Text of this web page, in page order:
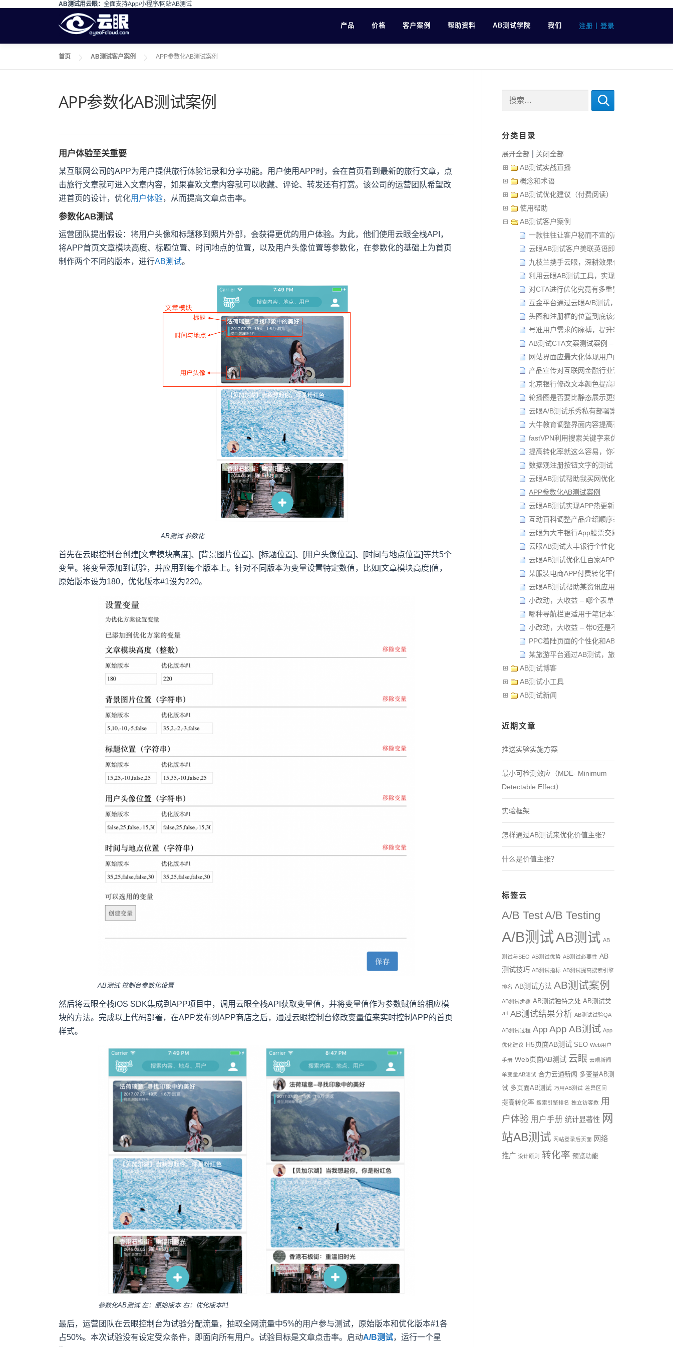
AB测试用云眼： 全面支持App/小程序/网站AB测试
产品 价格 客户案例 帮助资料 AB测试学院 我们 注册 登录
首页 AB测试客户案例 APP参数化AB测试案例
APP参数化AB测试案例
用户体验至关重要
某互联网公司的APP为用户提供旅行体验记录和分享功能。用户使用APP时，会在首页看到最新的旅行文章，点
击旅行文章就可进入文章内容，如果喜欢文章内容就可以收藏、评论、转发还有打赏。该公司的运营团队希望改
进首页的设计，优化用户体验，从而提高文章点击率。
参数化AB测试
运营团队提出假设：将用户头像和标题移到照片外部，会获得更优的用户体验。为此，他们使用云眼全栈API，
将APP首页文章模块高度、标题位置、时间地点的位置，以及用户头像位置等参数化，在参数化的基础上为首页
制作两个不同的版本，进行AB测试。
AB测试 参数化
首先在云眼控制台创建[文章模块高度]、[背景图片位置]、[标题位置]、[用户头像位置]、[时间与地点位置]等共5个
变量。将变量添加到试验，并应用到每个版本上。针对不同版本为变量设置特定数值，比如[文章模块高度]值，
原始版本设为180，优化版本#1设为220。
AB测试 控制台参数化设置
然后将云眼全栈iOS SDK集成到APP项目中，调用云眼全栈API获取变量值，并将变量值作为参数赋值给相应模
块的方法。完成以上代码部署，在APP发布到APP商店之后，通过云眼控制台修改变量值来实时控制APP的首页
样式。
参数化AB测试 左：原始版本 右：优化版本#1
最后，运营团队在云眼控制台为试验分配流量，抽取全网流量中5%的用户参与测试，原始版本和优化版本#1各
占50%。本次试验没有设定受众条件，即面向所有用户。试验目标是文章点击率。启动A/B测试，运行一个星
搜索：
分类目录
展开全部
关闭全部
AB测试实战直播
概念和术语
AB测试优化建议（付费阅读）
使用帮助
AB测试客户案例
一款往往让客户秘而不宣的产品……
云眼AB测试客户美联英语即将纽交所上市
九枝兰携手云眼，深耕效果优化，共同帮助
利用云眼AB测试工具，实现产品推广的低成本
对CTA进行优化究竟有多重要!?
互金平台通过云眼A/B测试，提升出借端续约
头图和注册框的位置到底该怎么放？
号准用户需求的脉搏，提升转化率还难吗？
AB测试CTA文案测试案例 – 注册or领取？
网站界面应最大化体现用户的关注信息
产品宣传对互联网金融行业营销的重要性
北京银行修改文本颜色提高理财产品查看率
轮播图是否要比静态展示更好？
云眼A/B测试乐秀私有部署案例
大牛教育调整界面内容提高咨询转化率
fastVPN利用搜索关键字来优化页面
提高转化率就这么容易，你不造，浪费广告费
数据观注册按钮文字的测试
云眼AB测试帮助我买网优化消息推送
APP参数化AB测试案例
云眼AB测试实现APP热更新
互动百科调整产品介绍顺序来提高转化率
云眼为大丰银行App股票交易过程做AB测试
云眼AB测试大丰银行个性化案例
云眼AB测试优化住百家APP注册流程
某服装电商APP付费转化率优化
云眼AB测试帮助某资讯应用优化推荐算法
小改动，大收益 – 哪个表单会胜出？
哪种导航栏更适用于笔记本？
小改动，大收益 – 带0还是不带0？
PPC着陆页面的个性化和AB测试
某旅游平台通过AB测试，旅游保险销售量提高
AB测试博客
AB测试小工具
AB测试新闻
近期文章
推送实验实施方案
最小可检测效应（MDE- Minimum
Detectable Effect）
实验框架
怎样通过AB测试来优化价值主张？
什么是价值主张？
标签云
A/B TestA/B Testing
A/B测试AB测试 AB
测试与SEO AB测试优势 AB测试必要性 AB
测试技巧 AB测试指标 AB测试提高搜索引擎
排名 AB测试方法 AB测试案例
AB测试步骤 AB测试独特之处 AB测试类
型 AB测试结果分析 AB测试试验QA
AB测试过程 App App AB测试 App
优化建议 H5页面AB测试 SEO Web用户
手册 Web页面AB测试 云眼 云眼新闻
单变量AB测试 合力云通新闻 多变量AB测
试 多页面AB测试 巧用AB测试 差异区间
提高转化率 搜索引擎排名 独立访客数 用
户体验 用户手册 统计显著性 网
站AB测试 网站登录后页面 网络
推广 设计原则 转化率 预览功能